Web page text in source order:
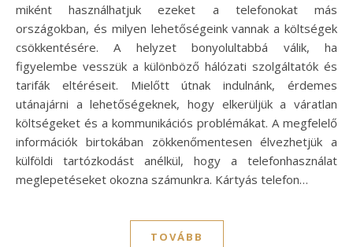
miként használhatjuk ezeket a telefonokat más
országokban, és milyen lehetőségeink vannak a költségek
csökkentésére. A helyzet bonyolultabbá válik, ha
figyelembe vesszük a különböző hálózati szolgáltatók és
tarifák eltéréseit. Mielőtt útnak indulnánk, érdemes
utánajárni a lehetőségeknek, hogy elkerüljük a váratlan
költségeket és a kommunikációs problémákat. A megfelelő
információk birtokában zökkenőmentesen élvezhetjük a
külföldi tartózkodást anélkül, hogy a telefonhasználat
meglepetéseket okozna számunkra. Kártyás telefon…
TOVÁBB